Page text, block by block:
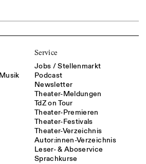
Service
Jobs / Stellenmarkt
Podcast
Newsletter
Theater-Meldungen
TdZ on Tour
Theater-Premieren
Theater-Festivals
Theater-Verzeichnis
Autor:innen-Verzeichnis
Leser- & Aboservice
Sprachkurse